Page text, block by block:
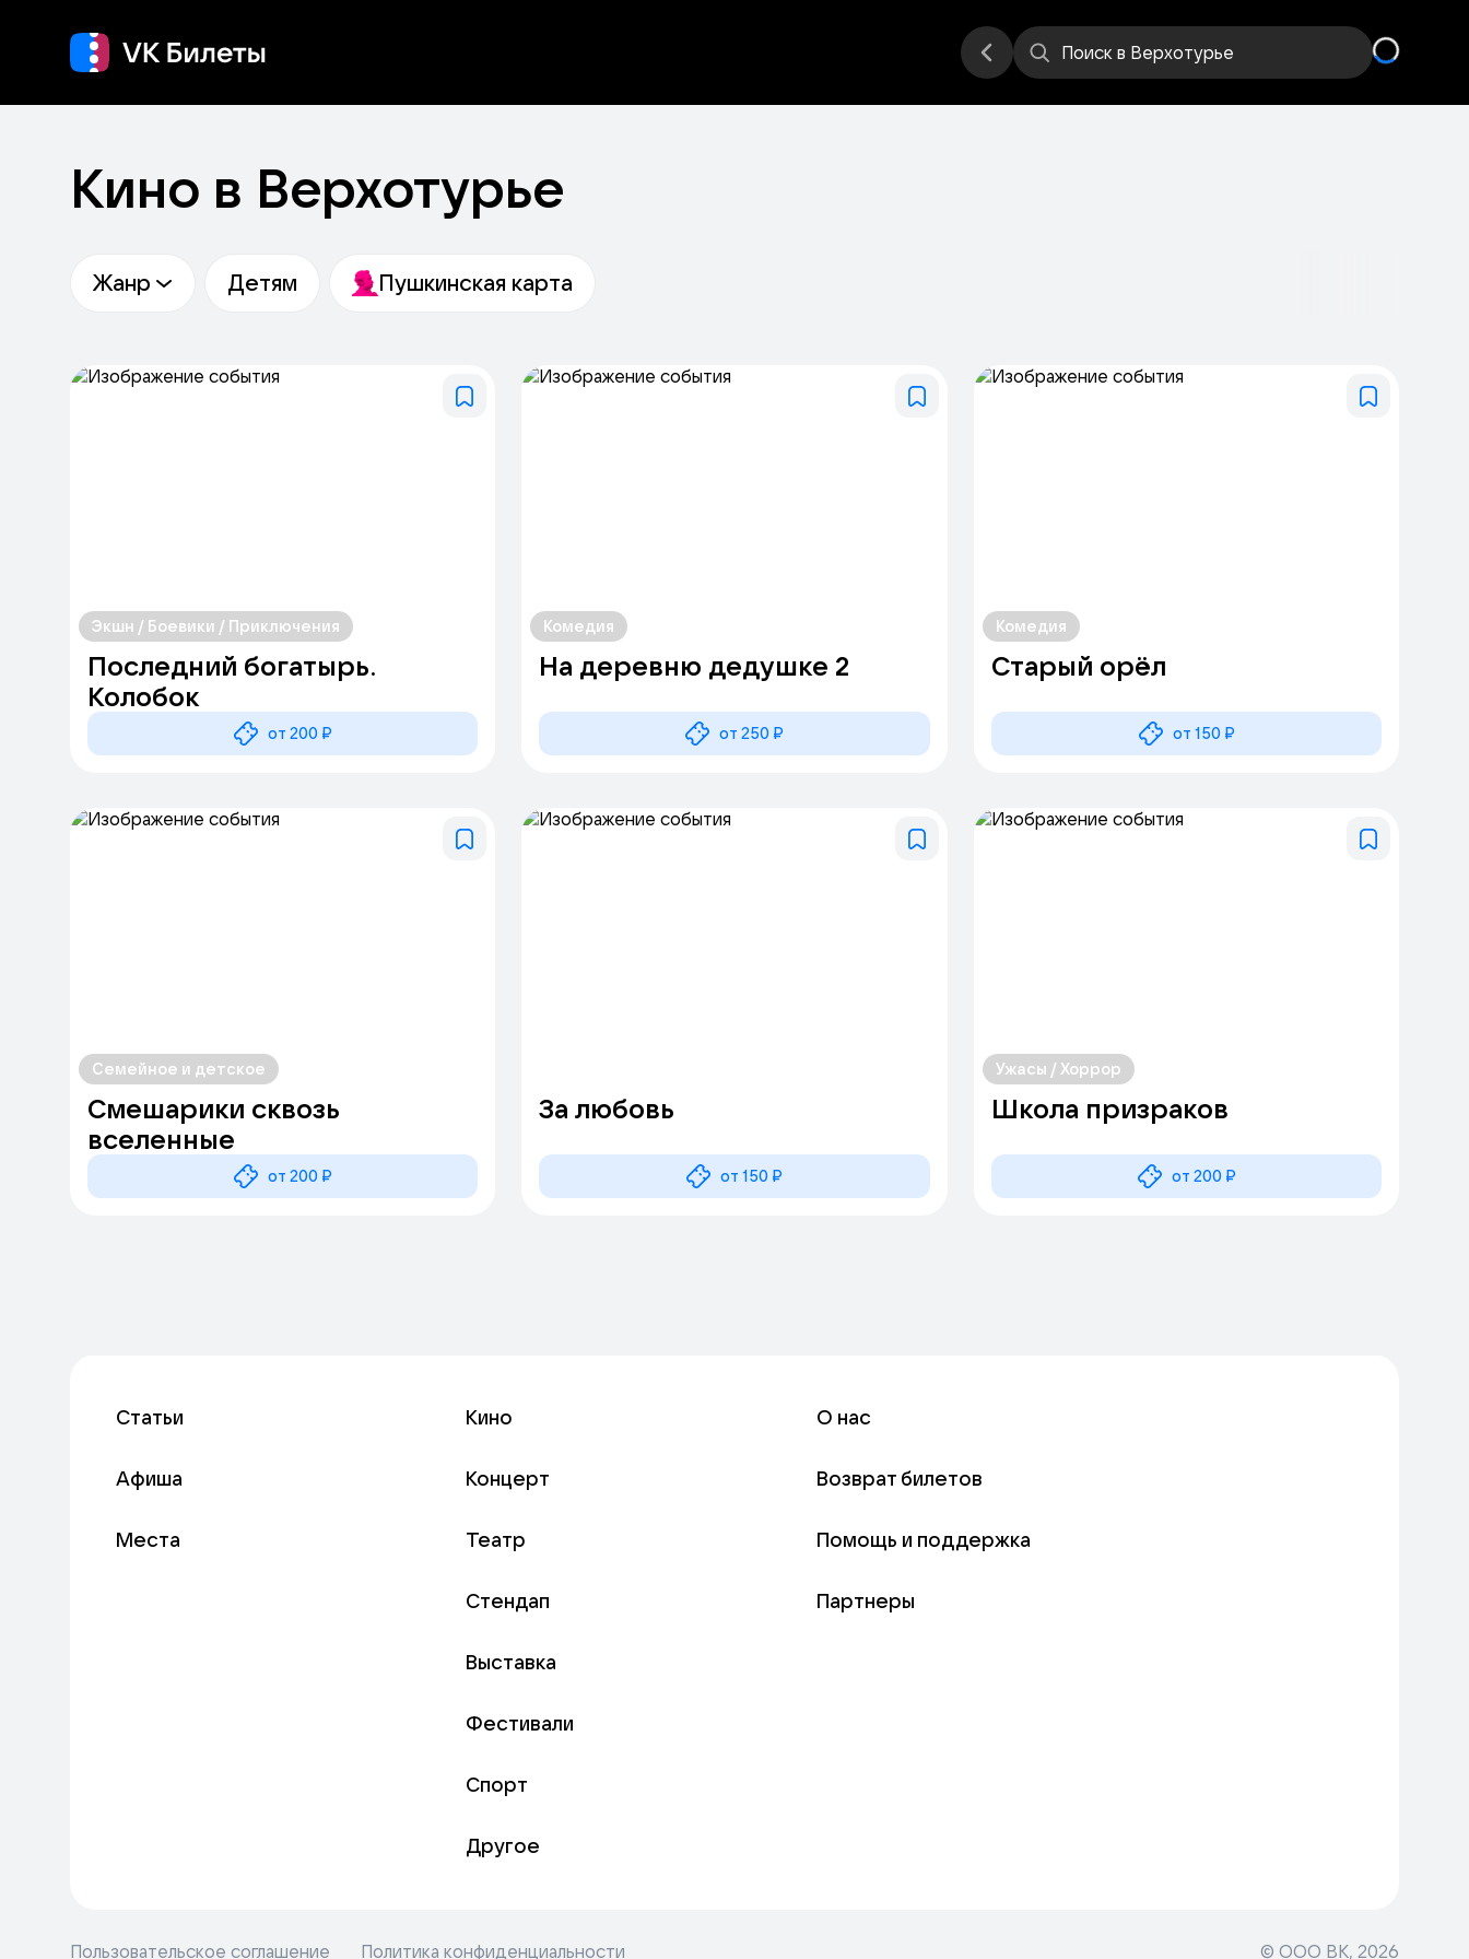
Поиск в Верхотурье
Другое Места
Кино в Верхотурье
Жанр Детям Пушкинская карта
Экшн / Боевики / Приключения
Последний богатырь.
Колобок
от 200 ₽
Комедия
На деревню дедушке 2
от 250 ₽
Комедия
Старый орёл
от 150 ₽
Семейное и детское
Смешарики сквозь
вселенные
от 200 ₽
За любовь
от 150 ₽
Ужасы / Хоррор
Школа призраков
от 200 ₽
Статьи
Афиша
Места
Кино
Концерт
Театр
Стендап
Выставка
Фестивали
Спорт
Другое
О нас
Возврат билетов
Помощь и поддержка
Партнеры
Пользовательское соглашение Политика конфиденциальности © ООО ВК, 2026